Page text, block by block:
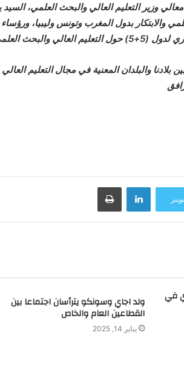
وزير التعليم العالي والبحث العلمي،
العلمي والابتكار.
بلادنا والبلدان المعنية في مجال التعليم
تويتر
لينكدإن
في ولد اجاي وسونكو يترأسان اجتماعا بين
القطاعين العام والخاص
يناير 14, 2025